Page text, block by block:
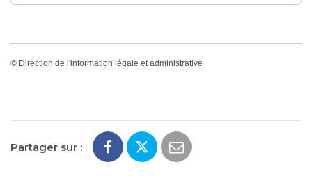
© Direction de l'information légale et administrative
Partager sur :